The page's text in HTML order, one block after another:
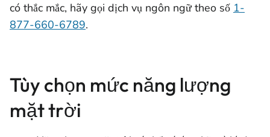
có thắc mắc, hãy gọi dịch vụ ngôn ngữ theo số 1-
877-660-6789.
Tùy chọn mức năng lượng
mặt trời